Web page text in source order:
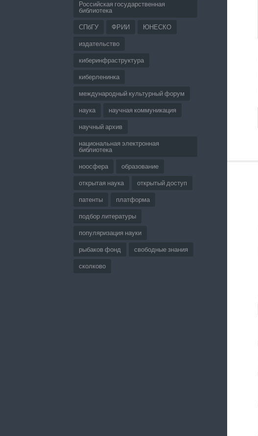
Российская государственная
библиотека
СПбГУ ФРИИ ЮНЕСКО
издательство
киберинфраструктура
киберленинка
международный культурный форум
наука научная коммуникация
научный архив
национальная электронная
библиотека
ноосфера образование
открытая наука открытый доступ
патенты платформа
подбор литературы
популяризация науки
рыбаков фонд свободные знания
сколково